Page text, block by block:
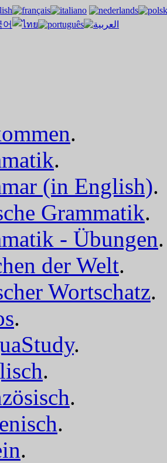
.
.
(in English).
Grammatik.
- Übungen.
der Welt.
Wortschatz.
.
.
.
.
.
.